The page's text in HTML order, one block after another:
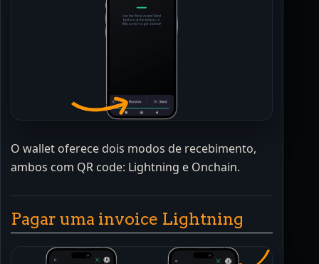
O wallet oferece dois modos de recebimento,
ambos com QR code: Lightning e Onchain.
Pagar uma invoice Lightning